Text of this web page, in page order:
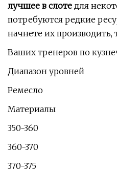
лучшее в слоте для
потребуются редкие
начнете их производить,
Ваших тренеров по
Диапазон уровней
Ремесло
Материалы
350-360
360-370
370-375